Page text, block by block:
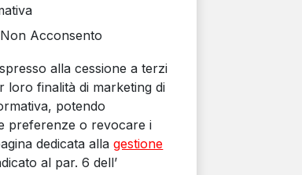
Non Acconsento
alla cessione a terzi
loro finalità di marketing di
potendo
preferenze o revocare i
dedicata allagestione
al par. 6 dell’